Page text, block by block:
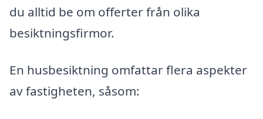
du alltid be om offerter från olika
besiktningsfirmor.
En husbesiktning omfattar flera aspekter
av fastigheten, såsom: